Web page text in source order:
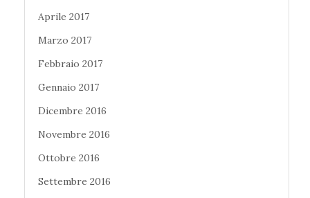
Aprile 2017
Marzo 2017
Febbraio 2017
Gennaio 2017
Dicembre 2016
Novembre 2016
Ottobre 2016
Settembre 2016